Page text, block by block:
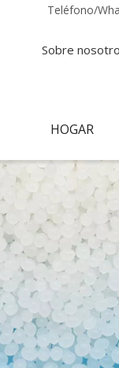
Teléfono/
Sobre
HOGAR